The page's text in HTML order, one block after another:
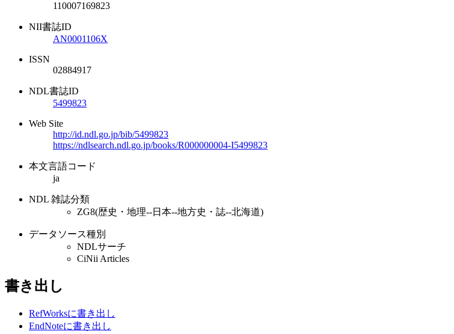
110007169823
NII書誌ID
AN0001106X
ISSN
02884917
NDL書誌ID
5499823
Web Site
http://id.ndl.go.jp/bib/5499823
https://ndlsearch.ndl.go.jp/books/R000000004-I5499823
本文言語コード
ja
NDL 雑誌分類
ZG8(歴史・地理--日本--地方史・誌--北海道)
データソース種別
NDLサーチ
CiNii Articles
書き出し
RefWorksに書き出し
EndNoteに書き出し